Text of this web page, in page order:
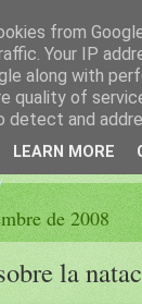
las
DE FELISA
de 2008
la
from
Your IP
along with
quality of
and
LEARN MORE